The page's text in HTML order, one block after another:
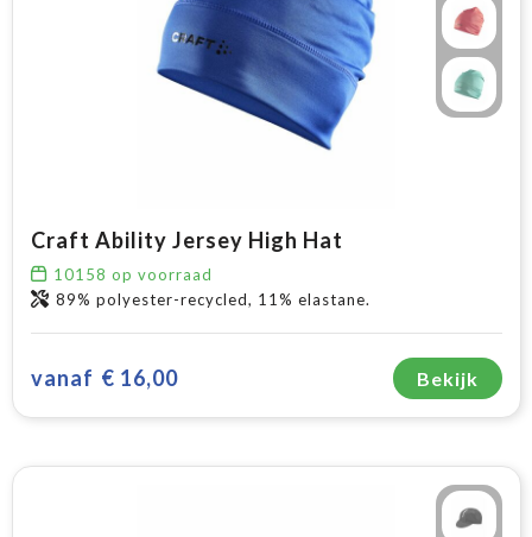
Craft Ability Jersey High Hat
10158 op voorraad
89% polyester-recycled, 11% elastane.
vanaf € 16,00 Bekijk